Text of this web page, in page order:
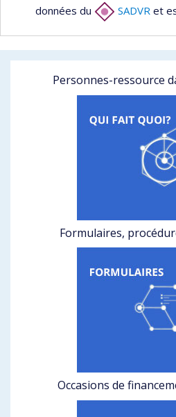
données du
SADVR et
Personnes-ressource
Formulaires,
Occasions de